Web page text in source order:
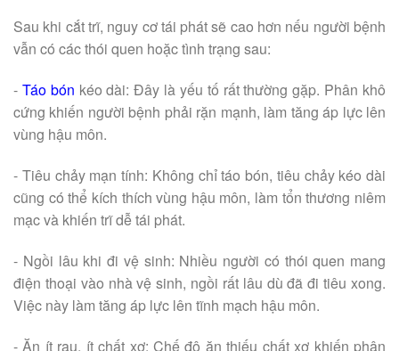
Sau khi cắt trĩ, nguy cơ tái phát sẽ cao hơn nếu người bệnh
vẫn có các thói quen hoặc tình trạng sau:
- Táo bón kéo dài: Đây là yếu tố rất thường gặp. Phân khô
cứng khiến người bệnh phải rặn mạnh, làm tăng áp lực lên
vùng hậu môn.
- Tiêu chảy mạn tính: Không chỉ táo bón, tiêu chảy kéo dài
cũng có thể kích thích vùng hậu môn, làm tổn thương niêm
mạc và khiến trĩ dễ tái phát.
- Ngồi lâu khi đi vệ sinh: Nhiều người có thói quen mang
điện thoại vào nhà vệ sinh, ngồi rất lâu dù đã đi tiêu xong.
Việc này làm tăng áp lực lên tĩnh mạch hậu môn.
- Ăn ít rau, ít chất xơ: Chế độ ăn thiếu chất xơ khiến phân